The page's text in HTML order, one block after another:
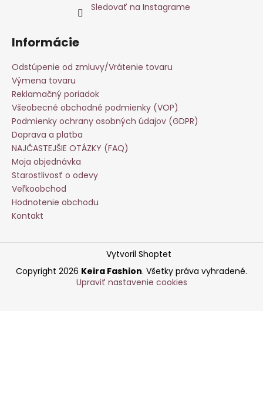
Sledovať na Instagrame
Informácie
Odstúpenie od zmluvy/Vrátenie tovaru
Výmena tovaru
Reklamačný poriadok
Všeobecné obchodné podmienky (VOP)
Podmienky ochrany osobných údajov (GDPR)
Doprava a platba
NAJČASTEJŠIE OTÁZKY (FAQ)
Moja objednávka
Starostlivosť o odevy
Veľkoobchod
Hodnotenie obchodu
Kontakt
Vytvoril Shoptet
Copyright 2026 Keira Fashion. Všetky práva vyhradené.
Upraviť nastavenie cookies